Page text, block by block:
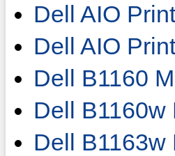
Dell AIO
Dell AIO
Dell B1160
Dell B1160w
Dell B1163w